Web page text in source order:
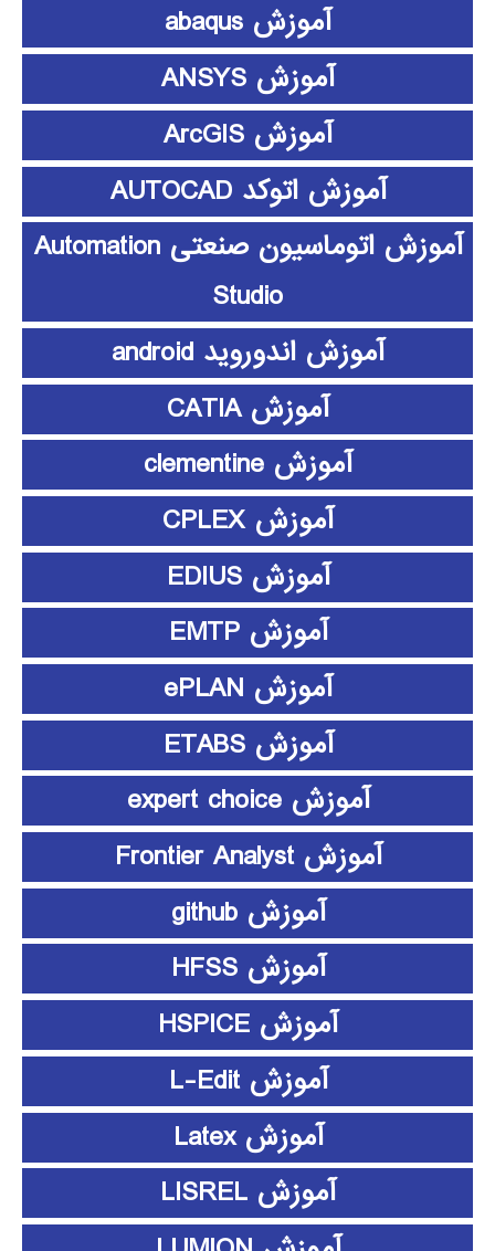
آموزش abaqus
آموزش ANSYS
آموزش ArcGIS
آموزش اتوکد AUTOCAD
آموزش اتوماسیون صنعتی Automation
Studio
آموزش اندوروید android
آموزش CATIA
آموزش clementine
آموزش CPLEX
آموزش EDIUS
آموزش EMTP
آموزش ePLAN
آموزش ETABS
آموزش expert choice
آموزش Frontier Analyst
آموزش github
آموزش HFSS
آموزش HSPICE
آموزش L-Edit
آموزش Latex
آموزش LISREL